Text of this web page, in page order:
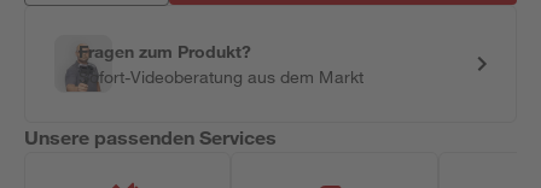
Fragen zum Produkt?
Sofort-Videoberatung aus dem Markt
Unsere passenden Services